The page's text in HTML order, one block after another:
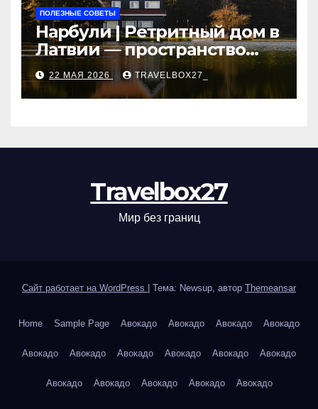
ПОЛЕЗНЫЕ СОВЕТЫ
Нарбули | Ретритный дом в
Латвии — пространство
для саморазвития и
восстановления
22 МАЯ 2026 TRAVELBOX27_
Travelbox27
Мир без границ
Сайт работает на WordPress Тема: Newsup, автор Themeansar
Home Sample Page Авокадо Авокадо Авокадо Авокадо
Авокадо Авокадо Авокадо Авокадо Авокадо Авокадо
Авокадо Авокадо Авокадо Авокадо Авокадо